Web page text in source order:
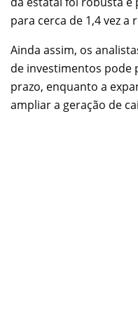
para cerca de 1,4 vez
Ainda assim, os
de investimentos pode
prazo, enquanto a
ampliar a geração de